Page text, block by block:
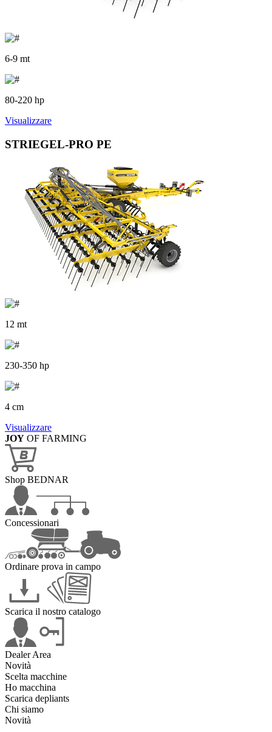
6-9 mt
80-220 hp
Visualizzare
STRIEGEL-PRO PE
12 mt
230-350 hp
4 cm
Visualizzare
JOY OF FARMING
Shop BEDNAR
Concessionari
Ordinare prova in campo
Scarica il nostro catalogo
Dealer Area
Novità
Scelta macchine
Ho macchina
Scarica depliants
Chi siamo
Novità